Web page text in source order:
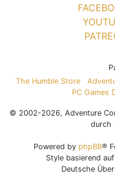
The Humble Store
PC Games
© 2002-2026, Adventure
durch
Powered by phpBB®
Style basierend auf
Deutsche